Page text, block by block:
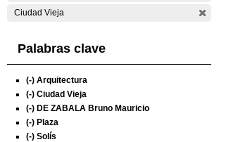
Ciudad Vieja
Palabras clave
(-) Arquitectura
(-) Ciudad Vieja
(-) DE ZABALA Bruno Mauricio
(-) Plaza
(-) Solís